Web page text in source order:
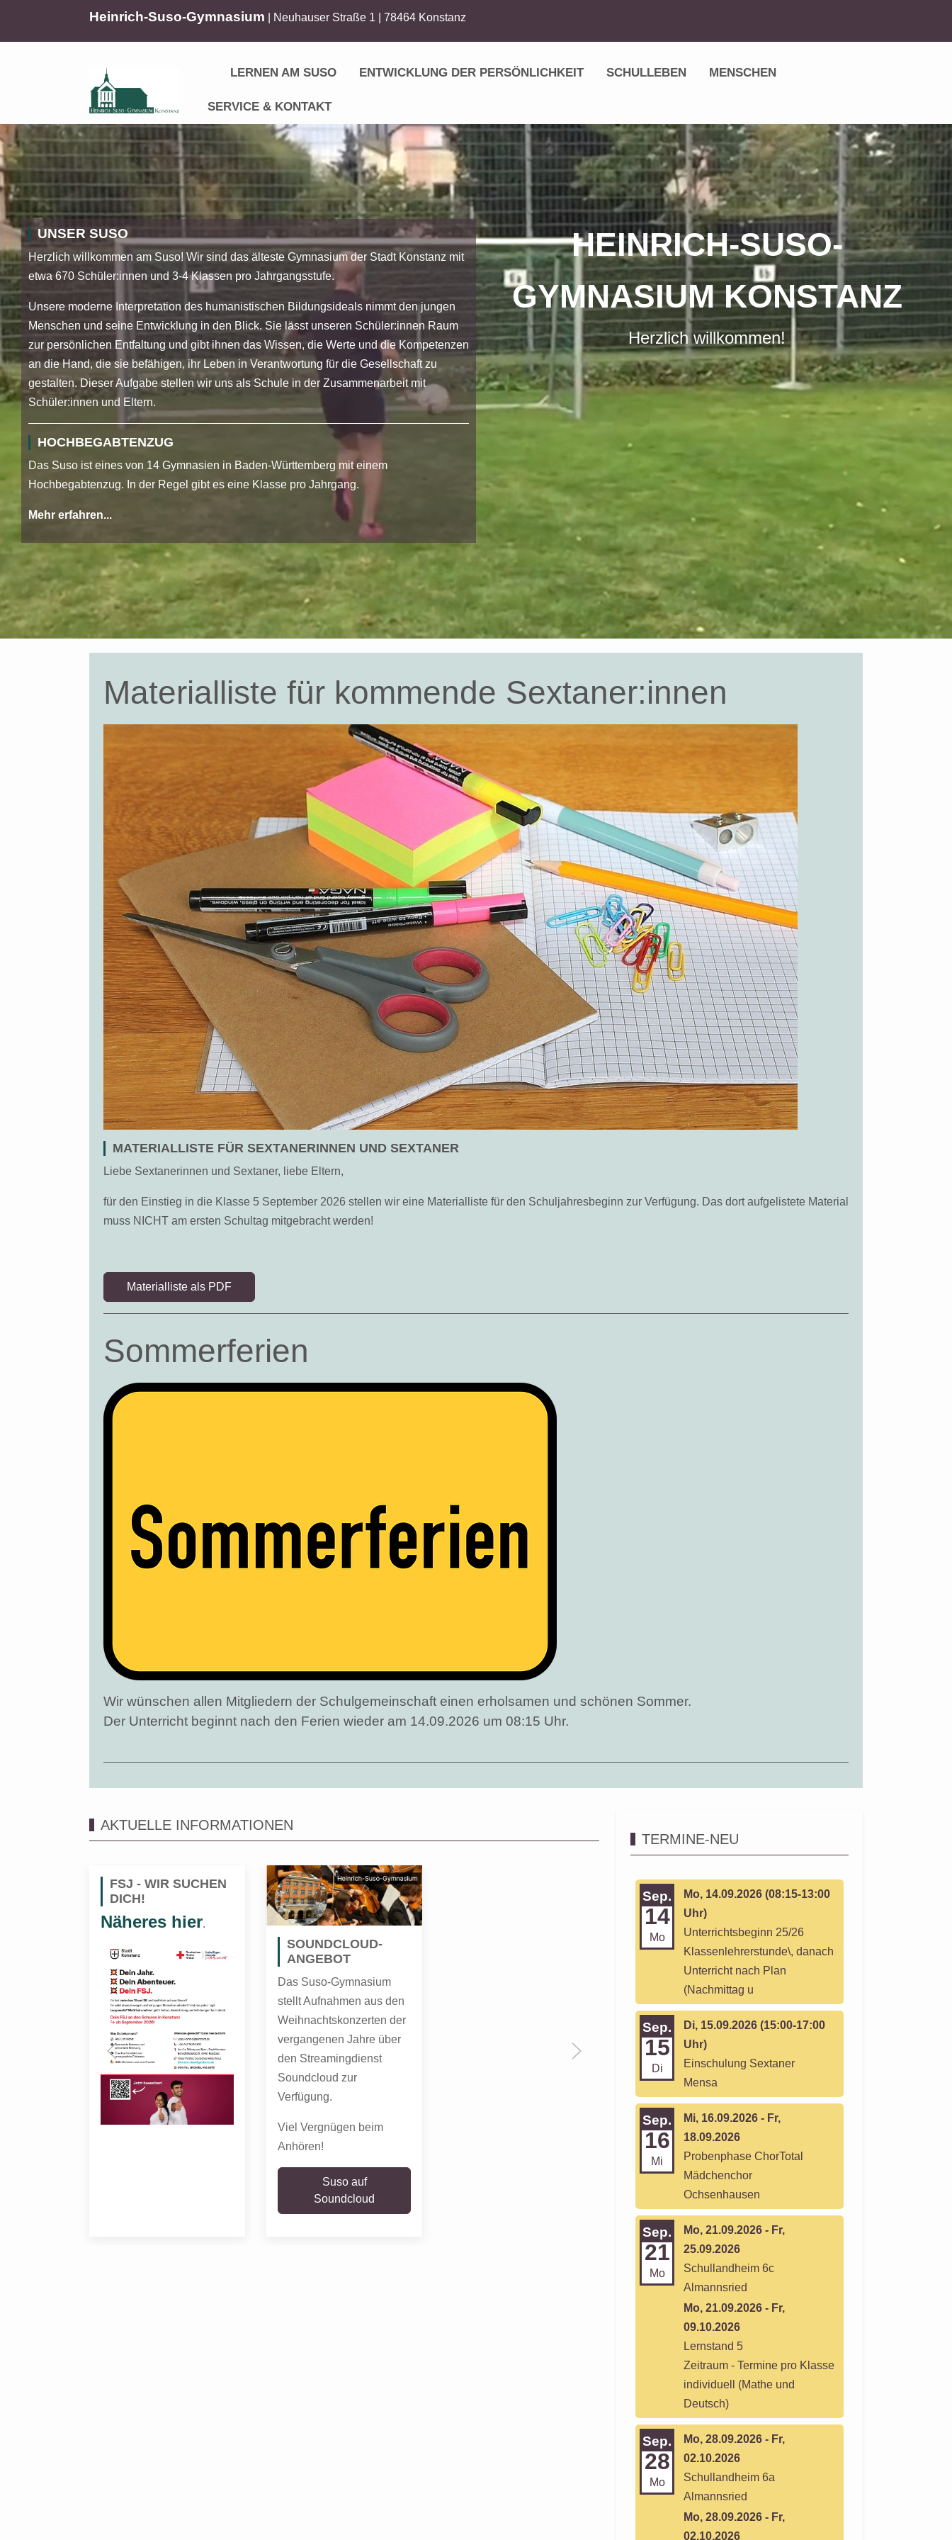
Heinrich-Suso-Gymnasium | Neuhauser Straße 1 | 78464 Konstanz
LERNEN AM SUSO ENTWICKLUNG DER PERSÖNLICHKEIT SCHULLEBEN MENSCHEN
SERVICE & KONTAKT
UNSER SUSO
Herzlich willkommen am Suso! Wir sind das älteste Gymnasium der Stadt Konstanz mit
etwa 670 Schüler:innen und 3-4 Klassen pro Jahrgangsstufe.
Unsere moderne Interpretation des humanistischen Bildungsideals nimmt den jungen
Menschen und seine Entwicklung in den Blick. Sie lässt unseren Schüler:innen Raum
zur persönlichen Entfaltung und gibt ihnen das Wissen, die Werte und die Kompetenzen
an die Hand, die sie befähigen, ihr Leben in Verantwortung für die Gesellschaft zu
gestalten. Dieser Aufgabe stellen wir uns als Schule in der Zusammenarbeit mit
Schüler:innen und Eltern.
HOCHBEGABTENZUG
Das Suso ist eines von 14 Gymnasien in Baden-Württemberg mit einem
Hochbegabtenzug. In der Regel gibt es eine Klasse pro Jahrgang.
Mehr erfahren...
HEINRICH-SUSO-
GYMNASIUM KONSTANZ
Herzlich willkommen!
Materialliste für kommende Sextaner:innen
MATERIALLISTE FÜR SEXTANERINNEN UND SEXTANER
Liebe Sextanerinnen und Sextaner, liebe Eltern,
für den Einstieg in die Klasse 5 September 2026 stellen wir eine Materialliste für den Schuljahresbeginn zur Verfügung. Das dort aufgelistete Material
muss NICHT am ersten Schultag mitgebracht werden!
Materialliste als PDF
Sommerferien
Wir wünschen allen Mitgliedern der Schulgemeinschaft einen erholsamen und schönen Sommer.
Der Unterricht beginnt nach den Ferien wieder am 14.09.2026 um 08:15 Uhr.
AKTUELLE INFORMATIONEN
FSJ - WIR SUCHEN
DICH!
Näheres hier.
SOUNDCLOUD-
ANGEBOT
Das Suso-Gymnasium
stellt Aufnahmen aus den
Weihnachtskonzerten der
vergangenen Jahre über
den Streamingdienst
Soundcloud zur
Verfügung.
Viel Vergnügen beim
Anhören!
Suso auf
Soundcloud
TERMINE-NEU
Sep.
14
Mo
Mo, 14.09.2026 (08:15-13:00
Uhr)
Unterrichtsbeginn 25/26
Klassenlehrerstunde\, danach
Unterricht nach Plan
(Nachmittag u
Sep.
15
Di
Di, 15.09.2026 (15:00-17:00
Uhr)
Einschulung Sextaner
Mensa
Sep.
16
Mi
Mi, 16.09.2026 - Fr,
18.09.2026
Probenphase ChorTotal
Mädchenchor
Ochsenhausen
Sep.
21
Mo
Mo, 21.09.2026 - Fr,
25.09.2026
Schullandheim 6c
Almannsried
Mo, 21.09.2026 - Fr,
09.10.2026
Lernstand 5
Zeitraum - Termine pro Klasse
individuell (Mathe und
Deutsch)
Sep.
28
Mo
Mo, 28.09.2026 - Fr,
02.10.2026
Schullandheim 6a
Almannsried
Mo, 28.09.2026 - Fr,
02.10.2026